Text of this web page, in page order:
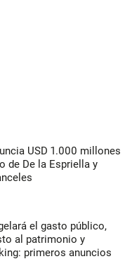
USD 1.000 millones
de De la Espriella y
el gasto público,
al patrimonio y
primeros anuncios